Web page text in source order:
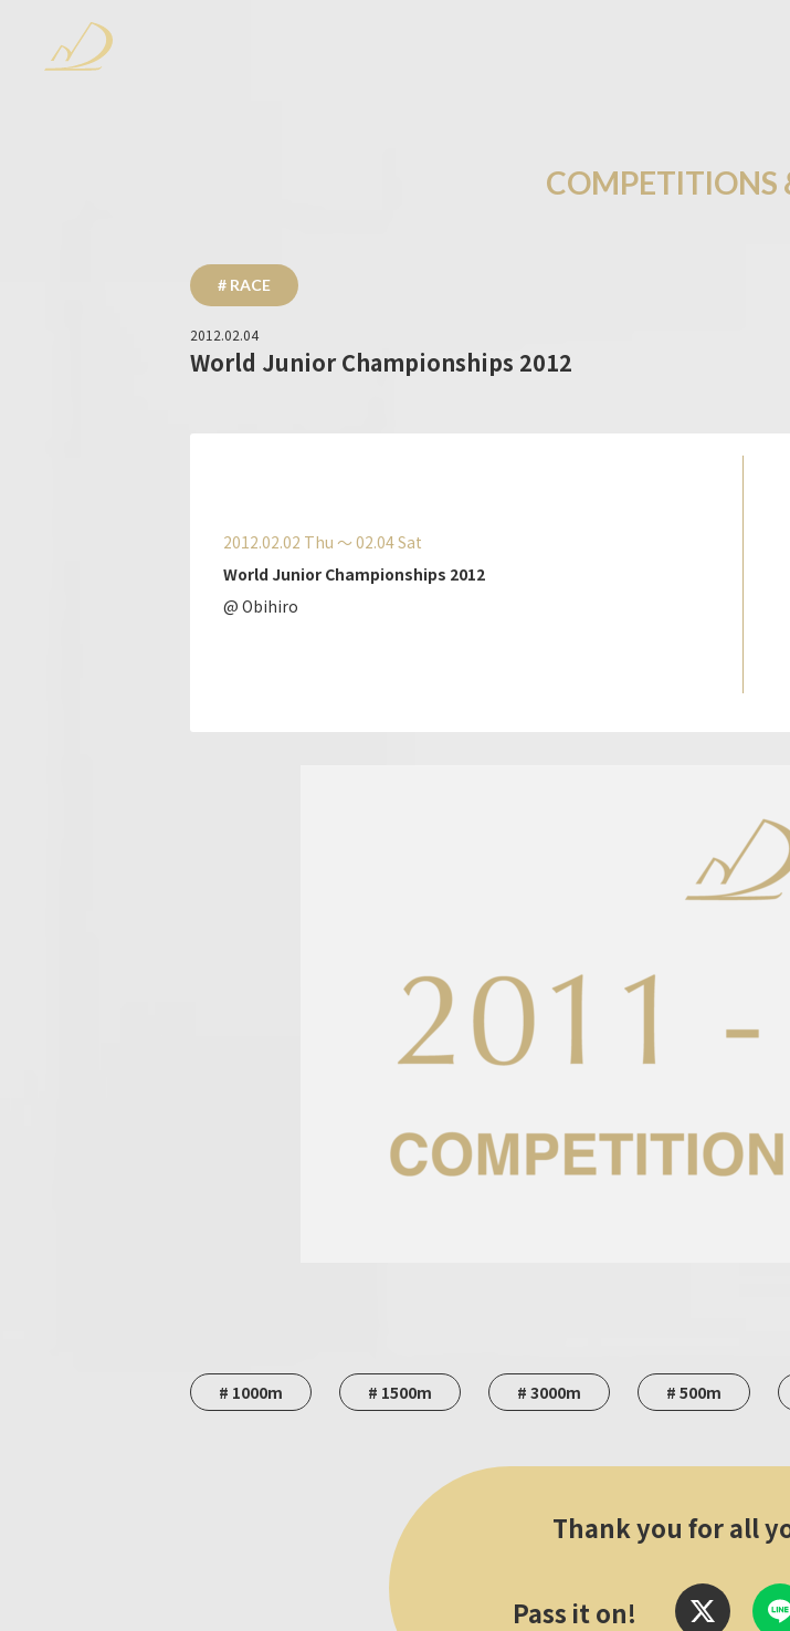
COMPETITIONS
# RACE
2012.02.04
World Junior Championships 2012
2012.02.02 Thu 〜 02.04 Sat
World Junior Championships 2012
@ Obihiro
# 1000m # 1500m # 3000m # 500m
Thank you for all
Pass it on!